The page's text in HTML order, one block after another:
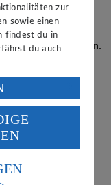
haltbar, danach
sich verändern.
weniger Tage
es?
zur
sowie einen
findest du in
du auch
Daten in den
du im Sinne
ein, dass deine
Der EuGH sieht
an.